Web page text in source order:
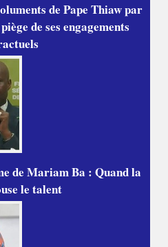
de Pape Thiaw par
de ses engagements
de Mariam Ba : Quand la
le talent